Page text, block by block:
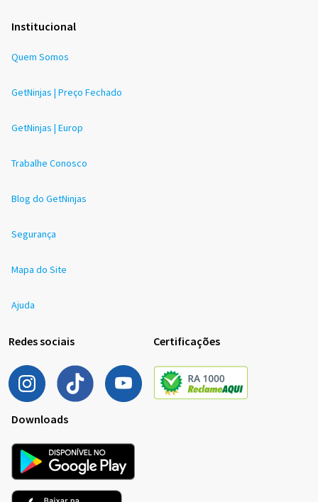
Institucional
Quem Somos
GetNinjas | Preço Fechado
GetNinjas | Europ
Trabalhe Conosco
Blog do GetNinjas
Segurança
Mapa do Site
Ajuda
Redes sociais Certificações
Downloads